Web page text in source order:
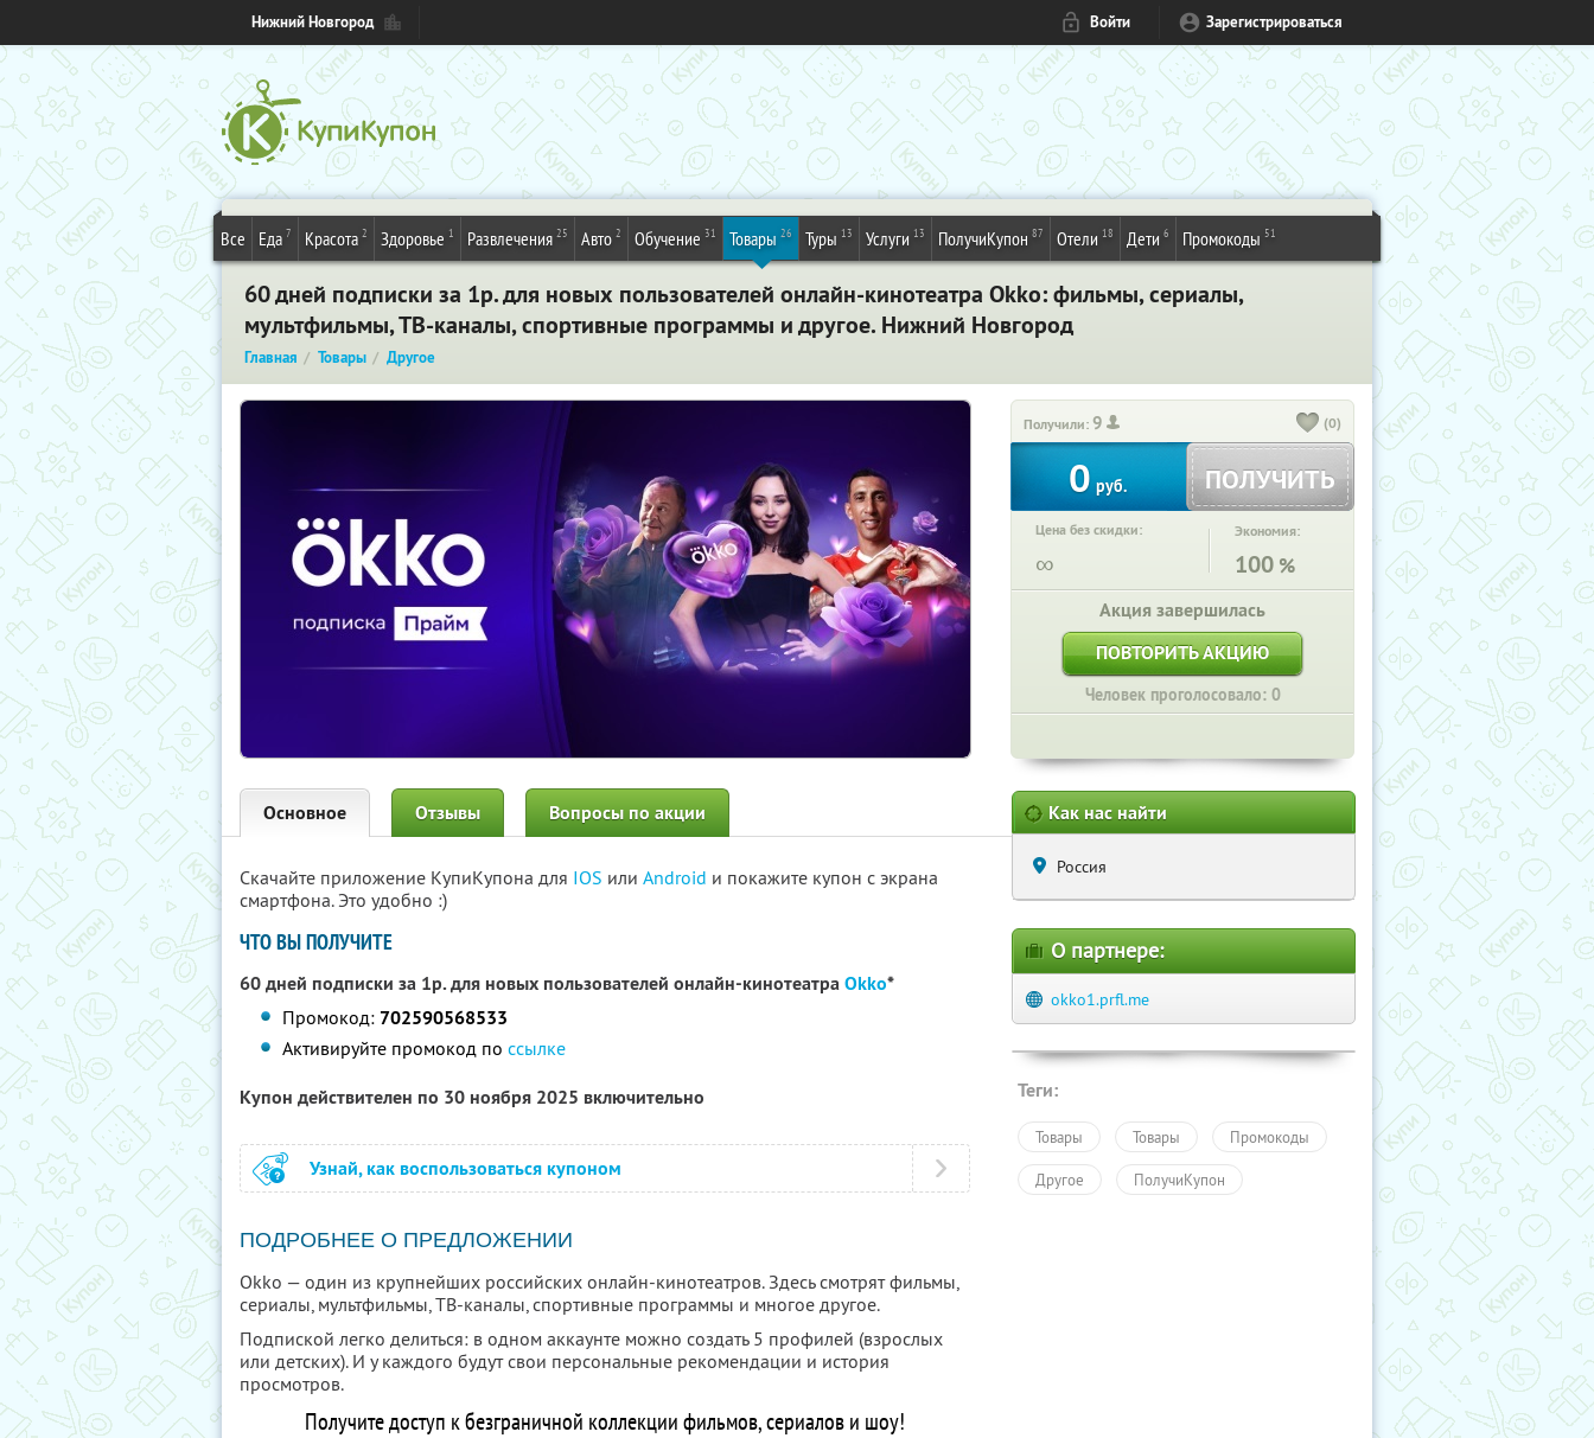
Нижний Новгород Войти Зарегистрироваться
Все Еда 7 Красота 2 Здоровье 1 Развлечения 25 Авто 2 Обучение 31 Товары 26 Туры 13 Услуги 13 ПолучиКупон 87 Отели 18 Дети 6 Промокоды 51
60 дней подписки за 1р. для новых пользователей онлайн-кинотеатра Okko: фильмы, сериалы,
мультфильмы, ТВ-каналы, спортивные программы и другое. Нижний Новгород
Главная Товары Другое
Получили:9 (0)
0 руб. ПОЛУЧИТЬ
Цена без скидки:
∞
Экономия:
100 %
Акция завершилась
ПОВТОРИТЬ АКЦИЮ
Человек проголосовало: 0
Основное Отзывы Вопросы по акции
Скачайте приложение КупиКупона для IOS или Android и покажите купон с экрана
смартфона. Это удобно :)
ЧТО ВЫ ПОЛУЧИТЕ
60 дней подписки за 1р. для новых пользователей онлайн-кинотеатраOkko*
Промокод: 702590568533
Активируйте промокод поссылке
Купон действителен по 30 ноября 2025 включительно
Узнай, как воспользоваться купоном
ПОДРОБНЕЕ О ПРЕДЛОЖЕНИИ
Okko — один из крупнейших российских онлайн-кинотеатров. Здесь смотрят фильмы,
сериалы, мультфильмы, ТВ-каналы, спортивные программы и многое другое.
Подпиской легко делиться: в одном аккаунте можно создать 5 профилей (взрослых
или детских). И у каждого будут свои персональные рекомендации и история
просмотров.
Получите доступ к безграничной коллекции фильмов, сериалов и шоу!
Как нас найти
Россия
О партнере:
okko1.prfl.me
Теги:
Товары Товары Промокоды
Другое ПолучиКупон